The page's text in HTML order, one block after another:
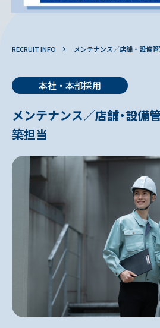
RECRUIT INFO メンテナンス／店舗・設備
本社・本部採用
メンテナンス／店舗・設備
築担当